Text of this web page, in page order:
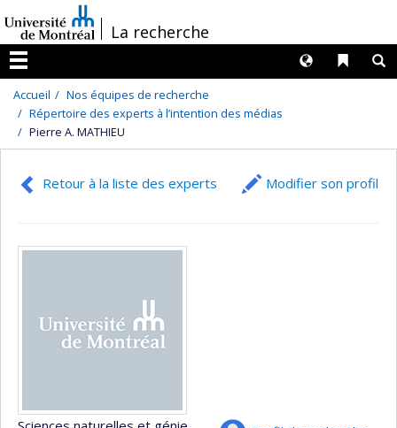
au
contenu
/La recherche
Menu
Liens
Langues
Accueil
Nos équipes de recherche
Répertoire des experts à l’intention des médias
Pierre A. MATHIEU
Retour à la liste des experts Modifier son profil